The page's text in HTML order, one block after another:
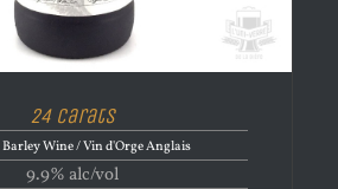
24 Carats
Wine / Vin d'Orge Anglais
9.9% alc/vol